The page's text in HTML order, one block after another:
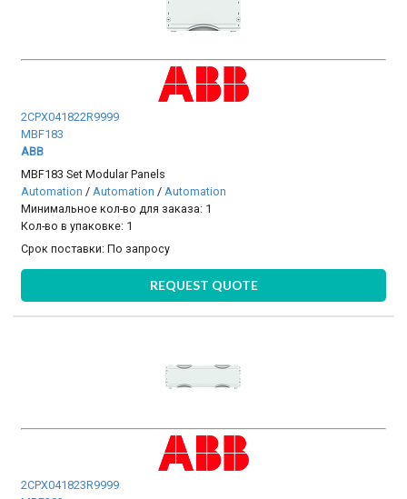
2CPX041822R9999
MBF183
ABB
MBF183 Set Modular Panels
Automation / Automation / Automation
Минимальное кол-во для заказа: 1
Кол-во в упаковке: 1
Срок поставки:По запросу
REQUEST QUOTE
2CPX041823R9999